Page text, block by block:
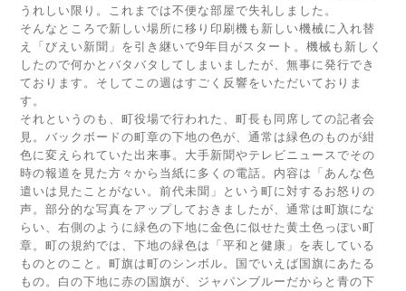
うれしい限り。これまでは不便な部屋で失礼しました。
そんなところで新しい場所に移り印刷機も新しい機械に入れ替
え「びえい新聞」を引き継いで9年目がスタート。機械も新しく
したので何かとバタバタしてしまいましたが、無事に発行でき
ております。そしてこの週はすごく反響をいただいておりま
す。
それというのも、町役場で行われた、町長も同席しての記者会
見。バックボードの町章の下地の色が、通常は緑色のものが紺
色に変えられていた出来事。大手新聞やテレビニュースでその
時の報道を見た方々から当紙に多くの電話。内容は「あんな色
遣いは見たことがない。前代未聞」という町に対するお怒りの
声。部分的な写真をアップしておきましたが、通常は町旗にな
らい、右側のように緑色の下地に金色に似せた黄土色っぽい町
章。町の規約では、下地の緑色は「平和と健康」を表している
ものとのこと。町旗は町のシンボル。国でいえば国旗にあたる
もの。白の下地に赤の国旗が、ジャパンブルーだからと青の下